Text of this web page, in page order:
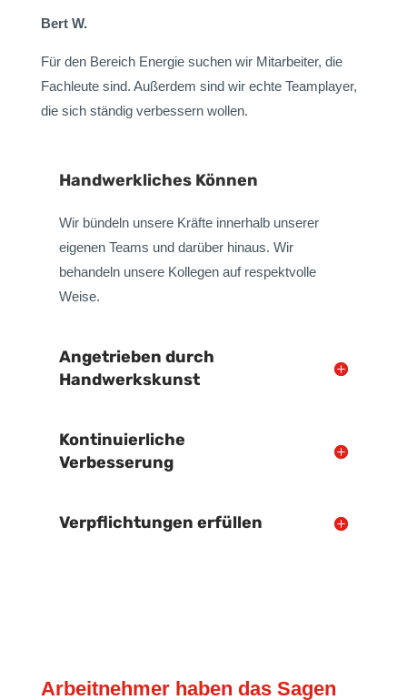
Bert W.
Für den Bereich Energie suchen wir Mitarbeiter, die
Fachleute sind. Außerdem sind wir echte Teamplayer,
die sich ständig verbessern wollen.
Handwerkliches Können
Wir bündeln unsere Kräfte innerhalb unserer
eigenen Teams und darüber hinaus. Wir
behandeln unsere Kollegen auf respektvolle
Weise.
Angetrieben durch
Handwerkskunst
Kontinuierliche
Verbesserung
Verpflichtungen erfüllen
Arbeitnehmer haben das Sagen